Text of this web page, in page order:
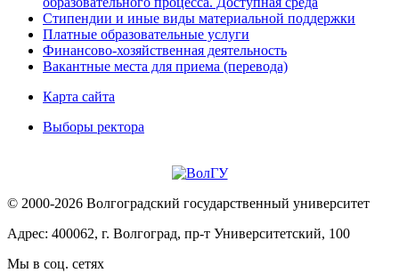
Стипендии и иные виды материальной поддержки
Платные образовательные услуги
Финансово-хозяйственная деятельность
Вакантные места для приема (перевода)
Карта сайта
Выборы ректора
© 2000-2026 Волгоградский государственный университет
Адрес: 400062, г. Волгоград, пр-т Университетский, 100
Мы в соц. сетях